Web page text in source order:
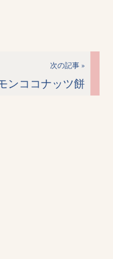
次の記事 »
ンココナッツ餅